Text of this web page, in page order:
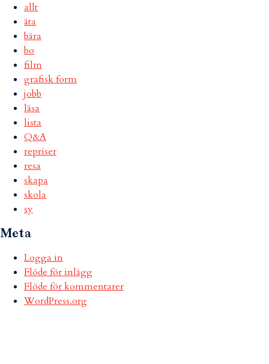
allt
äta
bära
bo
film
grafisk form
jobb
läsa
lista
Q&A
repriser
resa
skapa
skola
sy
Meta
Logga in
Flöde för inlägg
Flöde för kommentarer
WordPress.org